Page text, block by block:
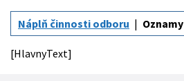
Náplň činnosti odboru Oznamy
[HlavnyText]